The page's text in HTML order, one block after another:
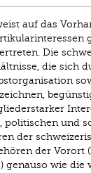
auf das
Die
die sich
und
der
der Vorort
genauso wie die